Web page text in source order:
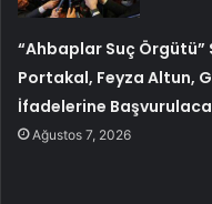
“Ahbaplar Suç Örgütü”
Portakal, Feyza Altun,
İfadelerine
Ağustos 7, 2026